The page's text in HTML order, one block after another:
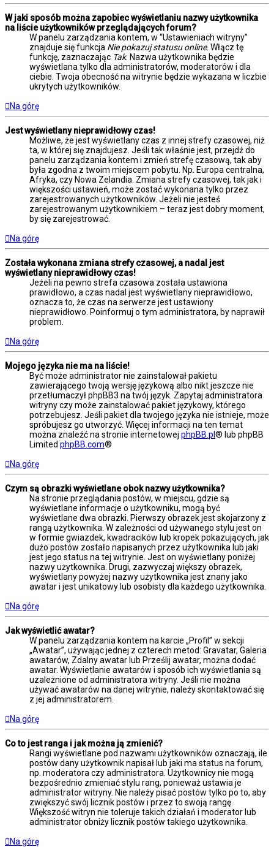
W jaki sposób można zapobiec wyświetlaniu nazwy użytkownika
na liście użytkowników przeglądających forum?
W panelu zarządzania kontem, w “Ustawieniach witryny”
znajduje się funkcja Nie pokazuj statusu online. Włącz tę
funkcję, zaznaczając Tak. Nazwa użytkownika będzie
wyświetlana tylko dla administratorów, moderatorów i dla
ciebie. Twoja obecność na witrynie będzie wykazana w liczbie
ukrytych użytkowników.
Na górę
Jest wyświetlany nieprawidłowy czas!
Możliwe, że jest wyświetlany czas z innej strefy czasowej, niż
ta, w której się znajdujesz. Jeśli tak właśnie jest, przejdź do
panelu zarządzania kontem i zmień strefę czasową, tak aby
była zgodna z twoim miejscem pobytu. Np. Europa centralna,
Afryka, czy Nowa Zelandia. Zmiana strefy czasowej, tak jak i
większości ustawień, może zostać wykonana tylko przez
zarejestrowanych użytkowników. Jeżeli nie jesteś
zarejestrowanym użytkownikiem – teraz jest dobry moment,
by się zarejestrować.
Na górę
Została wykonana zmiana strefy czasowej, a nadal jest
wyświetlany nieprawidłowy czas!
Jeżeli na pewno strefa czasowa została ustawiona
prawidłowo, a czas nadal jest wyświetlany nieprawidłowo,
oznacza to, że czas na serwerze jest ustawiony
nieprawidłowo. Poinformuj o tym administratora, by naprawił
problem.
Na górę
Mojego języka nie ma na liście!
Być może administrator nie zainstalował pakietu
zawierającego twoją wersję językową albo nikt jeszcze nie
przetłumaczył phpBB3 na twój język. Zapytaj administratora
witryny czy może zainstalować pakiet językowy, którego
potrzebujesz. Jeśli pakiet dla twojego języka nie istnieje, może
spróbujesz go utworzyć. Więcej informacji na ten temat
można znaleźć na stronie internetowej phpBB.pl® lub phpBB
Limited phpBB.com®
Na górę
Czym są obrazki wyświetlane obok nazwy użytkownika?
Na stronie przeglądania postów, w miejscu, gdzie są
wyświetlane informacje o użytkowniku, mogą być
wyświetlane dwa obrazki. Pierwszy obrazek jest skojarzony z
rangą użytkownika. W zależności od używanego stylu jest on
w formie gwiazdek, kwadracików lub kropek pokazujących, jak
dużo postów zostało napisanych przez użytkownika lub jaki
jest jego status na tej witrynie. Jest on wyświetlany poniżej
nazwy użytkownika. Drugi, zazwyczaj większy obrazek,
wyświetlany powyżej nazwy użytkownika jest znany jako
awatar i jest unikatowy lub osobisty dla każdego użytkownika.
Na górę
Jak wyświetlić awatar?
W panelu zarządzania kontem na karcie „Profil” w sekcji
„Awatar”, używając jednej z czterech metod: Gravatar, Galeria
awatarów, Zdalny awatar lub Prześlij awatar, można dodać
awatar. Wyświetlanie awatarów i sposób ich wyświetlania są
uzależnione od administratora witryny. Jeśli nie można
używać awatarów na danej witrynie, należy skontaktować się
z jej administratorem.
Na górę
Co to jest ranga i jak można ją zmienić?
Rangi wyświetlane pod nazwami użytkowników oznaczają, ile
postów dany użytkownik napisał lub jaki ma status na forum,
np. moderatora czy administratora. Użytkownicy nie mogą
bezpośrednio zmieniać stylu rang, ponieważ ustawia je
administrator witryny. Nie należy pisać postów tylko po to, aby
zwiększyć swój licznik postów i przez to swoją rangę.
Większość witryn nie toleruje takich działań i moderator lub
administrator obniży licznik postów takiego użytkownika.
Na górę